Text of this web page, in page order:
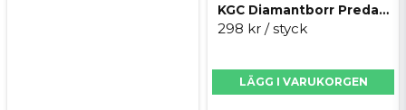
KGC Diamantborr Predator Chuck
298 kr / styck
LÄGG I VARUKORGEN